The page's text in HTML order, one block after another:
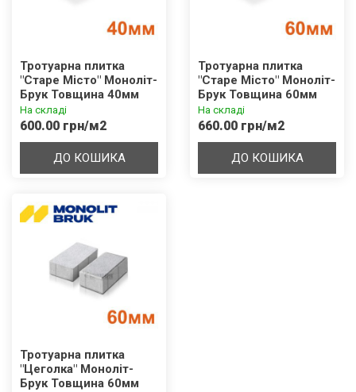
Тротуарна плитка
"Старе Місто" Моноліт-
Брук Товщина 40мм
На складі
600.00 грн/м2
ДО КОШИКА
Тротуарна плитка
"Старе Місто" Моноліт-
Брук Товщина 60мм
На складі
660.00 грн/м2
ДО КОШИКА
Тротуарна плитка
"Цеголка" Моноліт-
Брук Товщина 60мм